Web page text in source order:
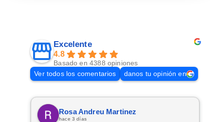
Excelente
4.8
Basado en 4388 opiniones
Ver todos los comentarios
danos tu opinión en
Rosa Andreu Martinez
hace 3 días